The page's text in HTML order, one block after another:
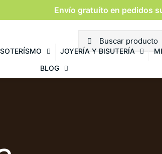
Envío gratuíto en pedidos
JOYERÍA Y BISUTERÍA
BLOG